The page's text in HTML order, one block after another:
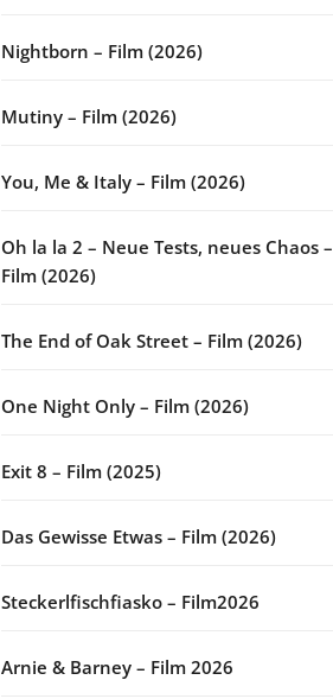
Nightborn – Film (2026)
Mutiny – Film (2026)
You, Me & Italy – Film (2026)
Oh la la 2 – Neue Tests, neues Chaos –
Film (2026)
The End of Oak Street – Film (2026)
One Night Only – Film (2026)
Exit 8 – Film (2025)
Das Gewisse Etwas – Film (2026)
Steckerlfischfiasko – Film2026
Arnie & Barney – Film 2026